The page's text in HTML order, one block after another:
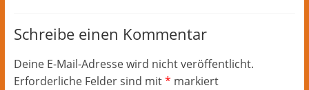
Schreibe einen Kommentar
Deine E-Mail-Adresse wird nicht veröffentlicht.
Erforderliche Felder sind mit* markiert